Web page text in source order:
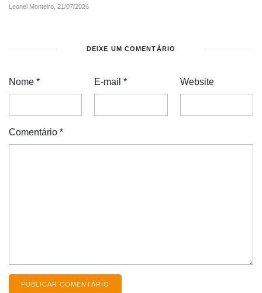
Leonel Monteiro, 21/07/2026
DEIXE UM COMENTÁRIO
Nome * E-mail* Website
Comentário *